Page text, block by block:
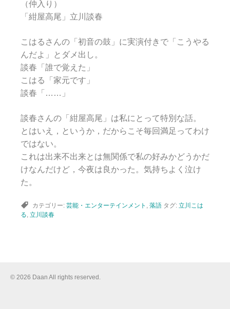
（仲入り）
「紺屋高尾」立川談春
こはるさんの「初音の鼓」に実演付きで「こうやる
んだよ」とダメ出し。
談春「誰で覚えた」
こはる「家元です」
談春「……」
談春さんの「紺屋高尾」は私にとって特別な話。
とはいえ，というか，だからこそ毎回満足ってわけ
ではない。
これは出来不出来とは無関係で私の好みかどうかだ
けなんだけど，今夜は良かった。気持ちよく泣け
た。
カテゴリー: 芸能・エンターテインメント , 落語 タグ: 立川こは
る, 立川談春
© 2026 Daan All rights reserved.